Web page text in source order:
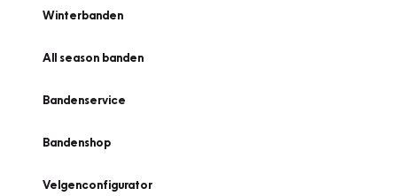
Winterbanden
All season banden
Bandenservice
Bandenshop
Velgenconfigurator